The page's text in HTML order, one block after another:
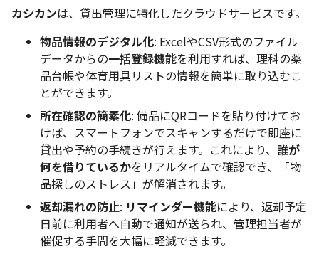
カシカンは、貸出管理に特化したクラウドサービスです。
物品情報のデジタル化: ExcelやCSV形式のファイル
データからの一括登録機能を利用すれば、理科の薬
品台帳や体育用具リストの情報を簡単に取り込むこ
とができます。
所在確認の簡素化: 備品にQRコードを貼り付けてお
けば、スマートフォンでスキャンするだけで即座に
貸出や予約の手続きが行えます。これにより、 誰が
何を借りているかをリアルタイムで確認でき、「物
品探しのストレス」が解消されます。
返却漏れの防止: リマインダー機能により、返却予定
日前に利用者へ自動で通知が送られ、管理担当者が
催促する手間を大幅に軽減できます。